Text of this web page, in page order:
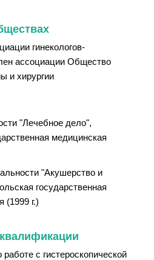
гинекологов-
ассоциации Общество
и хирургии
"Лечебное дело",
медицинская
"Акушерство и
государственная
(1999 г.)
с гистероскопической